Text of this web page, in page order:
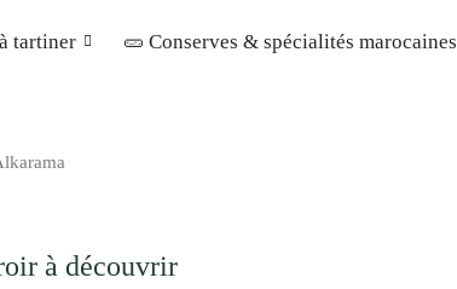
tartiner 🥒 Conserves & spécialités marocaines
à découvrir